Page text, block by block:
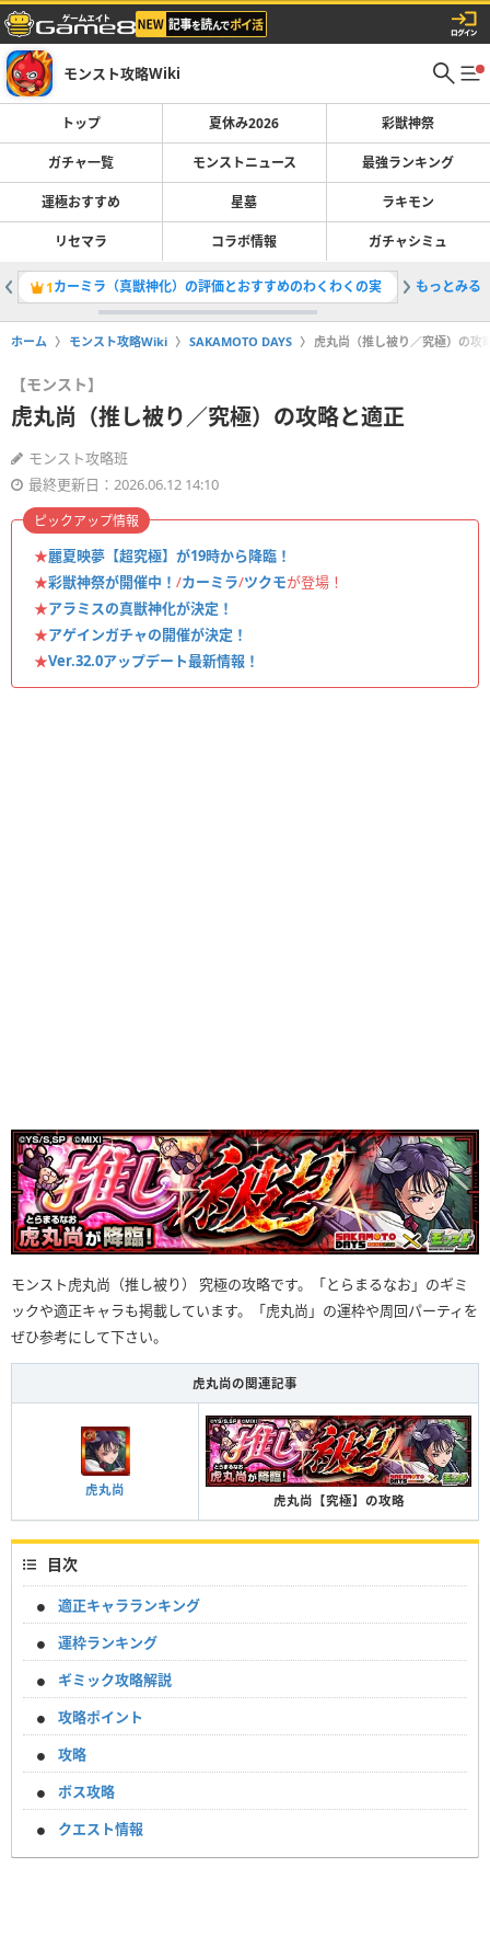
モンスト攻略Wiki
トップ 夏休み2026 彩獣神祭
ガチャ一覧 モンストニュース 最強ランキング
運極おすすめ 星墓 ラキモン
リセマラ コラボ情報 ガチャシミュ
1カーミラ（真獣神化）の評価とおすすめのわくわくの実 2最強キ
もっとみる
ホーム モンスト攻略Wiki SAKAMOTO DAYS 虎丸尚（推し被り／究極）の攻
【モンスト】
虎丸尚（推し被り／究極）の攻略と適正
モンスト攻略班
最終更新日：2026.06.12 14:10
★麗夏映夢【超究極】が19時から降臨！
★彩獣神祭が開催中！ /カーミラ/ツクモが登場！
★アラミスの真獣神化が決定！
★アゲインガチャの開催が決定！
★Ver.32.0アップデート最新情報！
ピックアップ情報
モンスト虎丸尚（推し被り） 究極の攻略です。「とらまるなお」のギミ
ックや適正キャラも掲載しています。「虎丸尚」の運枠や周回パーティを
ぜひ参考にして下さい。
虎丸尚の関連記事
虎丸尚
虎丸尚【究極】の攻略
目次
適正キャラランキング
運枠ランキング
ギミック攻略解説
攻略ポイント
攻略
ボス攻略
クエスト情報